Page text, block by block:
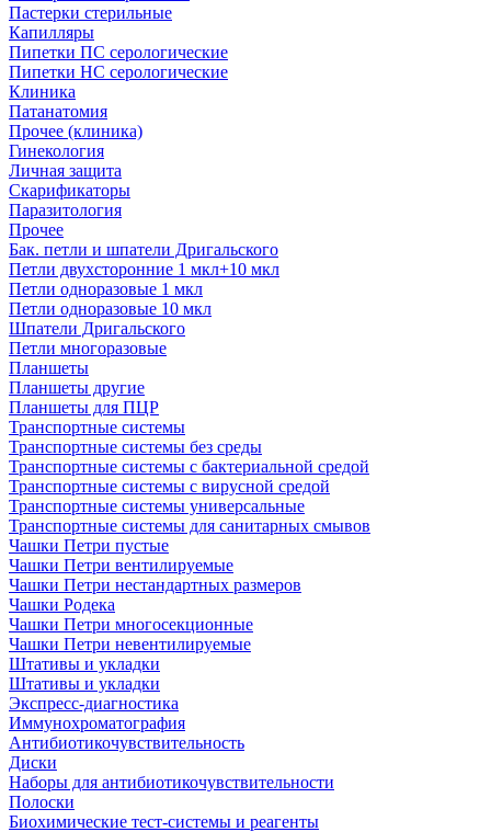
Пастерки стерильные
Капилляры
Пипетки ПС серологические
Пипетки НС серологические
Клиника
Патанатомия
Прочее (клиника)
Гинекология
Личная защита
Скарификаторы
Паразитология
Прочее
Бак. петли и шпатели Дригальского
Петли двухсторонние 1 мкл+10 мкл
Петли одноразовые 1 мкл
Петли одноразовые 10 мкл
Шпатели Дригальского
Петли многоразовые
Планшеты
Планшеты другие
Планшеты для ПЦР
Транспортные системы
Транспортные системы без среды
Транспортные системы с бактериальной средой
Транспортные системы с вирусной средой
Транспортные системы универсальные
Транспортные системы для санитарных смывов
Чашки Петри пустые
Чашки Петри вентилируемые
Чашки Петри нестандартных размеров
Чашки Родека
Чашки Петри многосекционные
Чашки Петри невентилируемые
Штативы и укладки
Штативы и укладки
Экспресс-диагностика
Иммунохроматография
Антибиотикочувствительность
Диски
Наборы для антибиотикочувствительности
Полоски
Биохимические тест-системы и реагенты